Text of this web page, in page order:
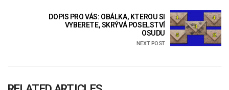
DOPIS PRO VÁS: OBÁLKA, KTEROU SI
VYBERETE, SKRÝVÁ POSELSTVÍ
OSUDU
NEXT POST